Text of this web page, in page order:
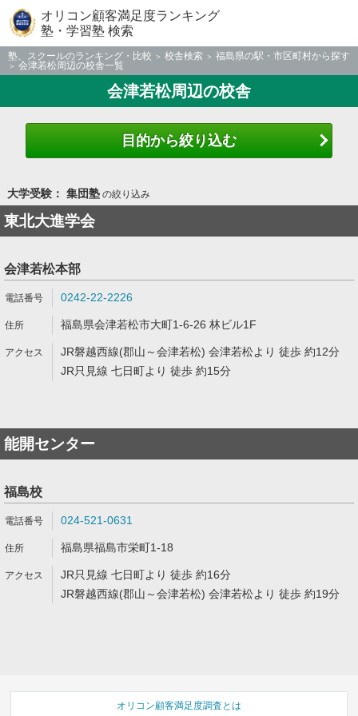
オリコン顧客満足度ランキング
塾・学習塾 検索
塾、スクールのランキング・比較 校舎検索
福島県の駅・市区町村から探す
会津若松周辺の校舎一覧
会津若松周辺の校舎
目的から絞り込む
大学受験： 集団塾の絞り込み
東北大進学会
会津若松本部
0242-22-2226
福島県会津若松市大町1-6-26 林ビル1F
JR磐越西線(郡山～会津若松) 会津若松より 徒歩 約12分
JR只見線 七日町より 徒歩 約15分
能開センター
福島校
024-521-0631
福島県福島市栄町1-18
JR只見線 七日町より 徒歩 約16分
JR磐越西線(郡山～会津若松) 会津若松より 徒歩 約19分
オリコン顧客満足度調査とは